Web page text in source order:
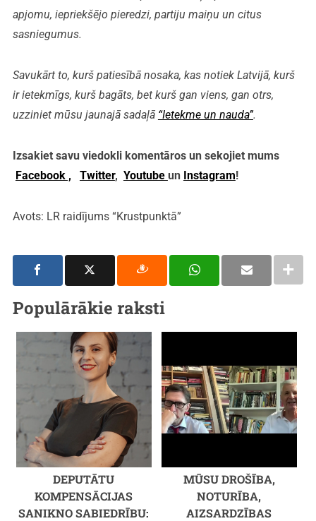
apjomu, iepriekšējo pieredzi, partiju maiņu un citus
sasniegumus.
Savukārt to, kurš patiesībā nosaka, kas notiek Latvijā, kurš
ir ietekmīgs, kurš bagāts, bet kurš gan viens, gan otrs,
uzziniet mūsu jaunajā sadaļā “Ietekme un nauda”.
Izsakiet savu viedokli komentāros un sekojiet mums
Facebook ,
Twitter, Youtube un Instagram!
Avots: LR raidījums “Krustpunktā”
Populārākie raksti
DEPUTĀTU
KOMPENSĀCIJAS
SANIKNO SABIEDRĪBU:
MŪSU DROŠĪBA,
NOTURĪBA,
AIZSARDZĪBAS